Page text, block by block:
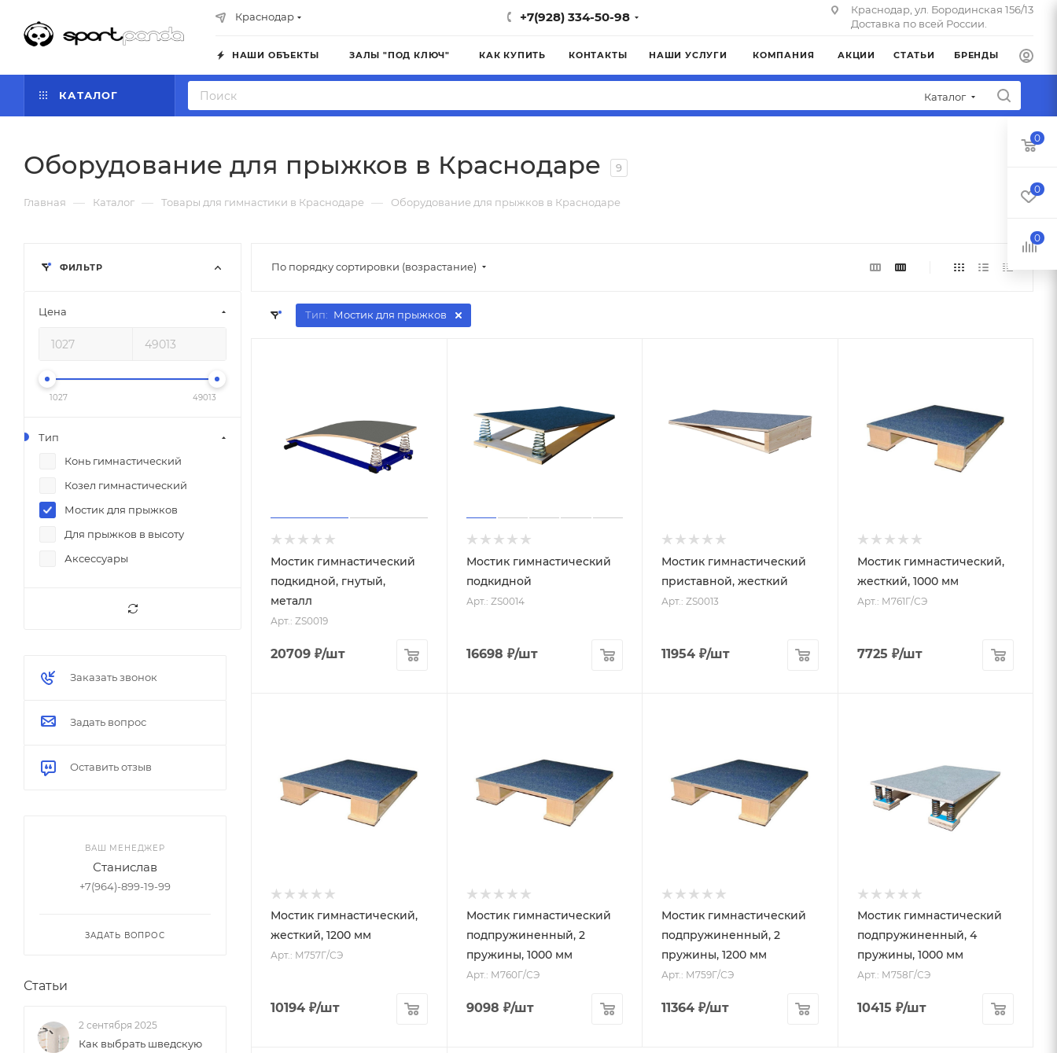
Краснодар +7(928) 334-50-98
Краснодар, ул. Бородинская 156/13
Доставка по всей России.
НАШИ ОБЪЕКТЫ ЗАЛЫ "ПОД КЛЮЧ" КАК КУПИТЬ КОНТАКТЫ НАШИ УСЛУГИ КОМПАНИЯ АКЦИИ СТАТЬИ БРЕНДЫ
КАТАЛОГ Каталог
Оборудование для прыжков в Краснодаре 9
Главная — Каталог — Товары для гимнастики в Краснодаре — Оборудование для прыжков в Краснодаре
По порядку сортировки (возрастание)
Тип: Мостик для прыжков
Мостик гимнастический
подкидной, гнутый,
металл
Арт.: ZS0019
20709 ₽/шт
Мостик гимнастический
подкидной
Арт.: ZS0014
16698 ₽/шт
Мостик гимнастический
приставной, жесткий
Арт.: ZS0013
11954 ₽/шт
Мостик гимнастический,
жесткий, 1000 мм
Арт.: М761Г/СЭ
7725 ₽/шт
Мостик гимнастический,
жесткий, 1200 мм
Арт.: М757Г/СЭ
10194 ₽/шт
Мостик гимнастический
подпружиненный, 2
пружины, 1000 мм
Арт.: М760Г/СЭ
9098 ₽/шт
Мостик гимнастический
подпружиненный, 2
пружины, 1200 мм
Арт.: М759Г/СЭ
11364 ₽/шт
Мостик гимнастический
подпружиненный, 4
пружины, 1000 мм
Арт.: М758Г/СЭ
10415 ₽/шт
ФИЛЬТР
Цена
1027 49013
Тип
Конь гимнастический
Козел гимнастический
Мостик для прыжков
Для прыжков в высоту
Аксессуары
Заказать звонок
Задать вопрос
Оставить отзыв
ВАШ МЕНЕДЖЕР
Станислав
+7(964)-899-19-99
ЗАДАТЬ ВОПРОС
Статьи
2 сентября 2025
Как выбрать шведскую
0
0
0